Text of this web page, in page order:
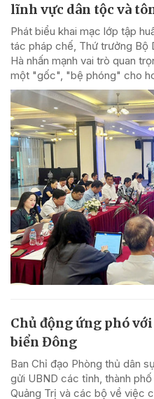
lĩnh vực dân tộc và
Phát biểu khai mạc lớp tập
tác pháp chế, Thứ trưởng Bộ
Hà nhấn mạnh vai trò quan
một "gốc", "bệ phóng" cho
Chủ động ứng phó
biển Đông
Ban Chỉ đạo Phòng thủ dân
gửi UBND các tỉnh, thành
Quảng Trị và các bộ về việc